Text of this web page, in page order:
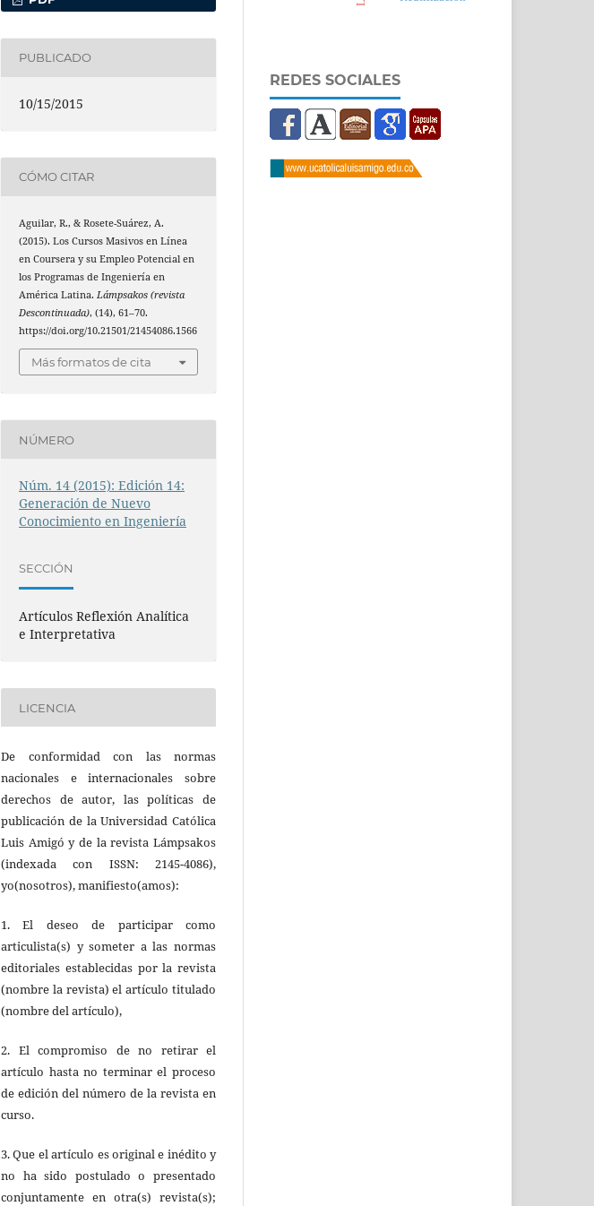
PUBLICADO
10/15/2015
CÓMO CITAR
Aguilar, R., & Rosete-Suárez, A.
(2015). Los Cursos Masivos en Línea
en Coursera y su Empleo Potencial en
los Programas de Ingeniería en
América Latina.Lámpsakos (revista
Descontinuada), (14), 61–70.
https://doi.org/10.21501/21454086.1566
Más formatos de cita
NÚMERO
Núm. 14 (2015): Edición 14:
Generación de Nuevo
Conocimiento en Ingeniería
SECCIÓN
Artículos Reflexión Analítica
e Interpretativa
LICENCIA
De conformidad con las normas
nacionales e internacionales sobre
derechos de autor, las políticas de
publicación de la Universidad Católica
Luis Amigó y de la revista Lámpsakos
(indexada con ISSN: 2145-4086),
yo(nosotros), manifiesto(amos):
1. El deseo de participar como
articulista(s) y someter a las normas
editoriales establecidas por la revista
(nombre la revista) el artículo titulado
(nombre del artículo),
2. El compromiso de no retirar el
artículo hasta no terminar el proceso
de edición del número de la revista en
curso.
3. Que el artículo es original e inédito y
no ha sido postulado o presentado
conjuntamente en otra(s) revista(s);
REDES SOCIALES